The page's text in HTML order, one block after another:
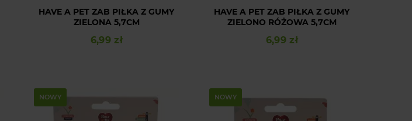
HAVE A PET ZAB PIŁKA Z GUMY
ZIELONA 5,7CM
Cena
6,99 zł
HAVE A PET ZAB PIŁKA Z GUMY
ZIELONO RÓŻOWA 5,7CM
Cena
6,99 zł
NOWY NOWY